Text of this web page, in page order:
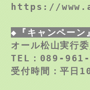
https://
◆『キャンペー
TEL：089-
受付時間：平日